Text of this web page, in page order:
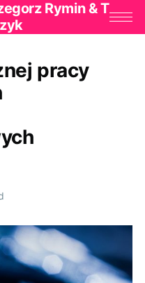
Rymin & T
pracy